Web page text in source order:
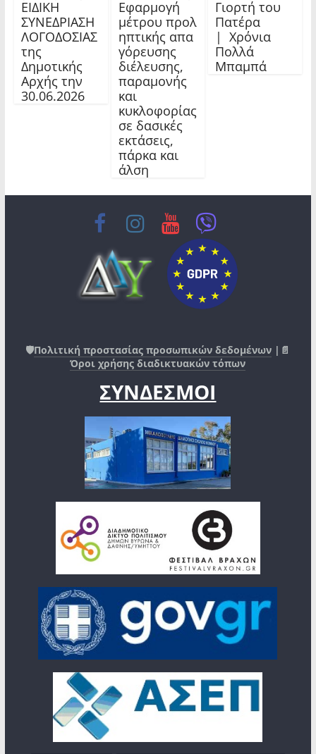
ΕΙΔΙΚΗ
ΣΥΝΕΔΡΙΑΣΗ
ΛΟΓΟΔΟΣΙΑΣ
της
Δημοτικής
Αρχής την
30.06.2026
Εφαρμογή
μέτρου προλ
ηπτικής απα
γόρευσης
διέλευσης,
παραμονής
και
κυκλοφορίας
σε δασικές
εκτάσεις,
πάρκα και
άλση
Γιορτή του
Πατέρα
| Χρόνια
Πολλά
Μπαμπά
🛡️Πολιτική προστασίας προσωπικών δεδομένων |📄
Όροι χρήσης διαδικτυακών τόπων
ΣΥΝΔΕΣΜΟΙ